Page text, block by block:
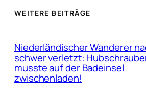
WEITERE BEITRÄGE
Niederländischer Wanderer
schwer verletzt:
musste auf der Badeinsel
zwischenladen!